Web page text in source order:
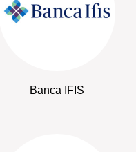
Banca IFIS